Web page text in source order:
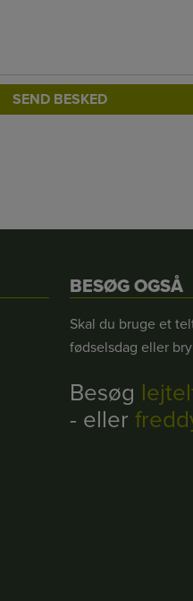
BESØG OGSÅ
Skal du bruge et
fødselsdag eller
Besøg
- eller